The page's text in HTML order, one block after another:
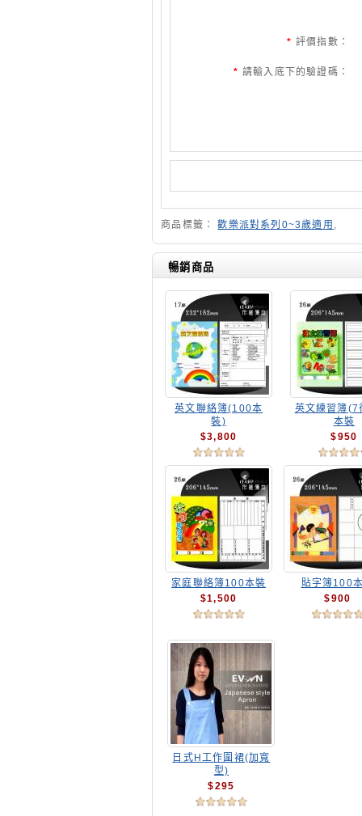
* 評價指數：
* 請輸入底下的驗證碼：
商品標籤：歡樂派對系列0~3歲適用
暢銷商品
英文聯絡簿(100本
裝)
$3,800
英文練習簿
本裝
$950
家庭聯絡簿100本裝
$1,500
貼字簿100
$900
日式H工作圍裙(加寬
型)
$295